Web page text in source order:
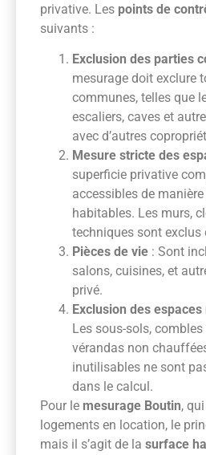
privative. Les points de
suivants :
Exclusion des parties
mesurage doit exclure
communes, telles que
escaliers, caves et
avec d’autres
Mesure stricte des
superficie privative
accessibles de
habitables. Les murs,
techniques sont exclus
Pièces de vie : Sont
salons, cuisines, et
privé.
Exclusion des
Les sous-sols,
vérandas non
inutilisables ne sont
dans le calcul.
Pour le mesurage Boutin,
logements en location, le
mais il s’agit de la surface